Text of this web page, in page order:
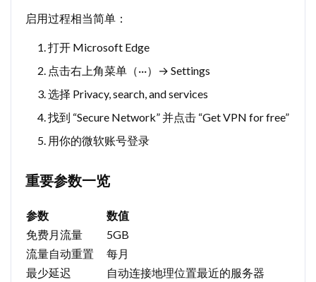
启用过程相当简单：
打开 Microsoft Edge
点击右上角菜单（···）→ Settings
选择 Privacy, search, and services
找到 “Secure Network” 并点击 “Get VPN for free”
用你的微软账号登录
重要参数一览
参数
数值
免费月流量
5GB
流量自动重置
每月
最少延迟
自动连接地理位置最近的服务器